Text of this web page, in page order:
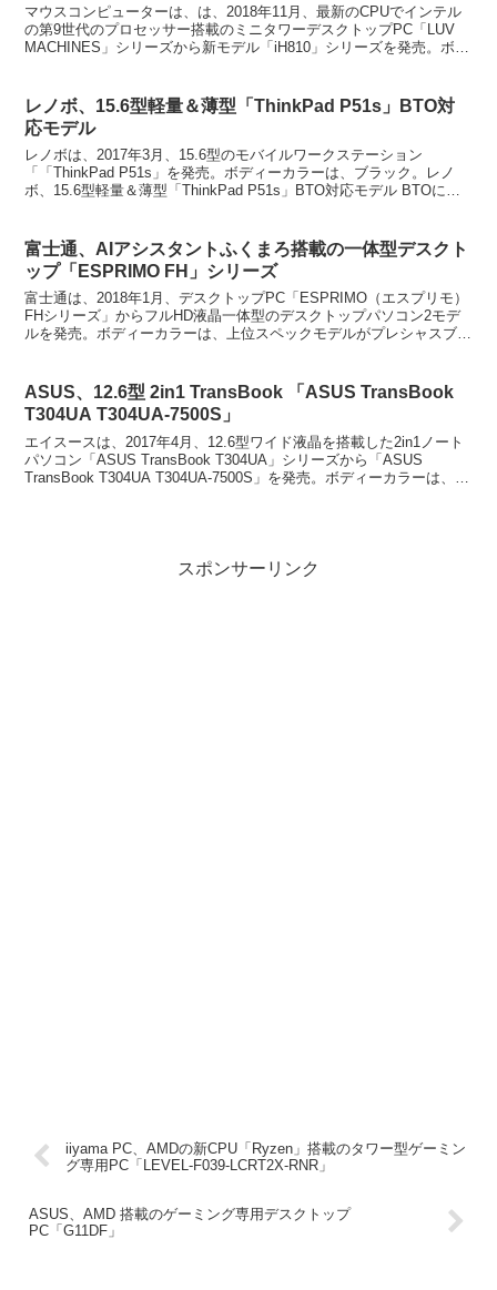
マウスコンピューターは、は、2018年11月、最新のCPUでインテル
の第9世代のプロセッサー搭載のミニタワーデスクトップPC「LUV
MACHINES」シリーズから新モデル「iH810」シリーズを発売。ボデ
レノボ、15.6型軽量＆薄型「ThinkPad P51s」BTO対
応モデル
レノボは、2017年3月、15.6型のモバイルワークステーション
「「ThinkPad P51s」を発売。ボディーカラーは、ブラック。レノ
ボ、15.6型軽量＆薄型「ThinkPad P51s」BTO対応モデル BTOに対
富士通、AIアシスタントふくまろ搭載の一体型デスクト
ップ「ESPRIMO FH」シリーズ
富士通は、2018年1月、デスクトップPC「ESPRIMO（エスプリモ）
FHシリーズ」からフルHD液晶一体型のデスクトップパソコン2モデ
ルを発売。ボディーカラーは、上位スペックモデルがプレシャスブラ
ASUS、12.6型 2in1 TransBook 「ASUS TransBook
T304UA T304UA-7500S」
エイスースは、2017年4月、12.6型ワイド液晶を搭載した2in1ノート
パソコン「ASUS TransBook T304UA」シリーズから「ASUS
TransBook T304UA T304UA-7500S」を発売。ボディーカラーは、
スポンサーリンク
iiyama PC、AMDの新CPU「Ryzen」搭載のタワー型ゲーミン
グ専用PC「LEVEL-F039-LCRT2X-RNR」
ASUS、AMD 搭載のゲーミング専用デスクトップ
PC「G11DF」